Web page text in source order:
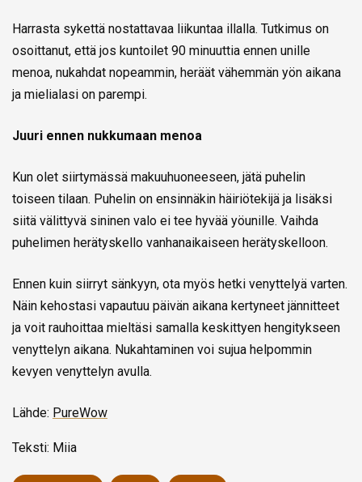
Harrasta sykettä nostattavaa liikuntaa illalla. Tutkimus on
osoittanut, että jos kuntoilet 90 minuuttia ennen unille
menoa, nukahdat nopeammin, heräät vähemmän yön aikana
ja mielialasi on parempi.
Juuri ennen nukkumaan menoa
Kun olet siirtymässä makuuhuoneeseen, jätä puhelin
toiseen tilaan. Puhelin on ensinnäkin häiriötekijä ja lisäksi
siitä välittyvä sininen valo ei tee hyvää yöunille. Vaihda
puhelimen herätyskello vanhanaikaiseen herätyskelloon.
Ennen kuin siirryt sänkyyn, ota myös hetki venyttelyä varten.
Näin kehostasi vapautuu päivän aikana kertyneet jännitteet
ja voit rauhoittaa mieltäsi samalla keskittyen hengitykseen
venyttelyn aikana. Nukahtaminen voi sujua helpommin
kevyen venyttelyn avulla.
Lähde: PureWow
Teksti: Miia